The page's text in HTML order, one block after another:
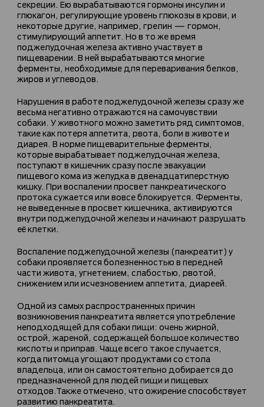
секреции. Ею вырабатываются гормоны инсулин и
глюкагон, регулирующие уровень глюкозы в крови, и
некоторые другие, например, грелин — гормон,
стимулирующий аппетит. Но в то же время
поджелудочная железа активно участвует в
пищеварении. В ней вырабатываются многие
ферменты, необходимые для переваривания белков,
жиров и углеводов.
Нарушения в работе поджелудочной железы сразу же
весьма негативно отражаются на самочувствии
собаки. У животного можно заметить ряд симптомов,
такие как потеря аппетита, рвота, боли в животе и
диарея. В норме пищеварительные ферменты,
которые вырабатывает поджелудочная железа,
поступают в кишечник сразу после эвакуации
пищевого кома из желудка в двенадцатиперстную
кишку. При воспалении просвет панкреатического
протока сужается или вовсе блокируется. Ферменты,
не выведенные в просвет кишечника, активируются
внутри поджелудочной железы и начинают разрушать
её клетки.
Воспаление поджелудочной железы (панкреатит) у
собаки проявляется болезненностью в передней
части живота, угнетением, слабостью, рвотой,
снижением или исчезновением аппетита, диареей.
Одной из самых распространенных причин
возникновения панкреатита является употребление
неподходящей для собаки пищи: очень жирной,
острой, жареной, содержащей большое количество
кислоты и приправ. Чаще всего такое случается,
когда питомца угощают продуктами со стола
владельца, или он самостоятельно добирается до
предназначенной для людей пищи и пищевых
отходов.Также отмечено, что ожирение способствует
развитию панкреатита.